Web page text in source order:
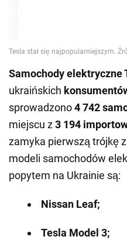
Samochody elektryczne
ukraińskich
sprowadzono4 742
miejscu z3 194
zamyka pierwszą trójkę z
modeli samochodów
popytem na Ukrainie są:
Nissan Leaf;
Tesla Model 3;